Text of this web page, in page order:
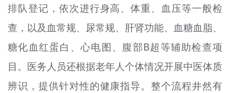
排队登记，依次进行身高、体重、血压等一般检
查，以及血常规、尿常规、肝肾功能、血糖血脂、
糖化血红蛋白、心电图、腹部B超等辅助检查项
目。医务人员还根据老年人个体情况开展中医体质
辨识，提供针对性的健康指导。整个流程井然有